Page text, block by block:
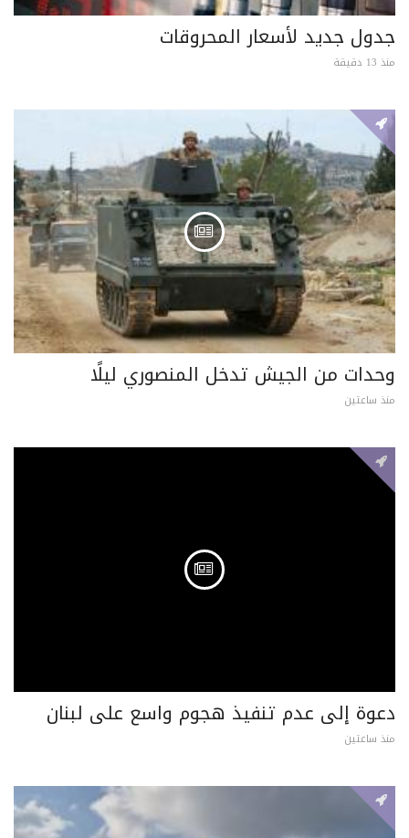
جدول جديد لأسعار المحروقات
منذ 13 دقيقة
وحدات من الجيش تدخل المنصوري ليلًا
منذ ساعتين
دعوة إلى عدم تنفيذ هجوم واسع على لبنان
منذ ساعتين